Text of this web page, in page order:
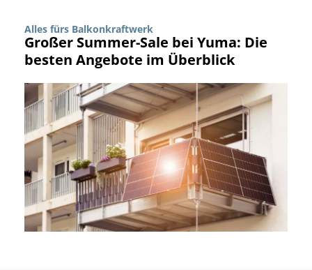
Alles fürs Balkonkraftwerk
Großer Summer-Sale bei Yuma: Die
besten Angebote im Überblick